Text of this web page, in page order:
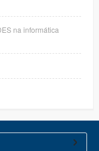
na informática